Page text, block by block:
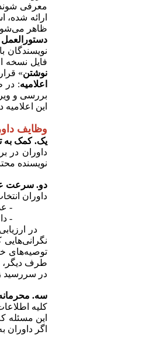
معرفی
ارائه
ظاهر
نویسندگان
فایل نسخه
نوشتن»
اعلامیه: در
بررسی و
این
وظایف
یک. کمک به
داوران در
نویسنده
دو. سرعت
داوران
-
-
در
توصیه‌های
طرف دیگر،
در سررسید
سه.
کلیه
این مسئله
اگر